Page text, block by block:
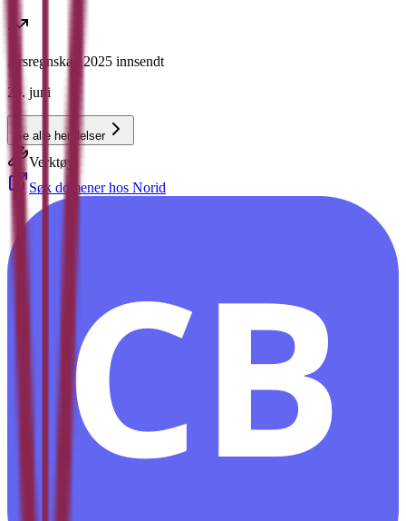
Årsregnskap 2025 innsendt
29. juni
Se alle hendelser
Verktøy
Søk domener hos Norid
CB